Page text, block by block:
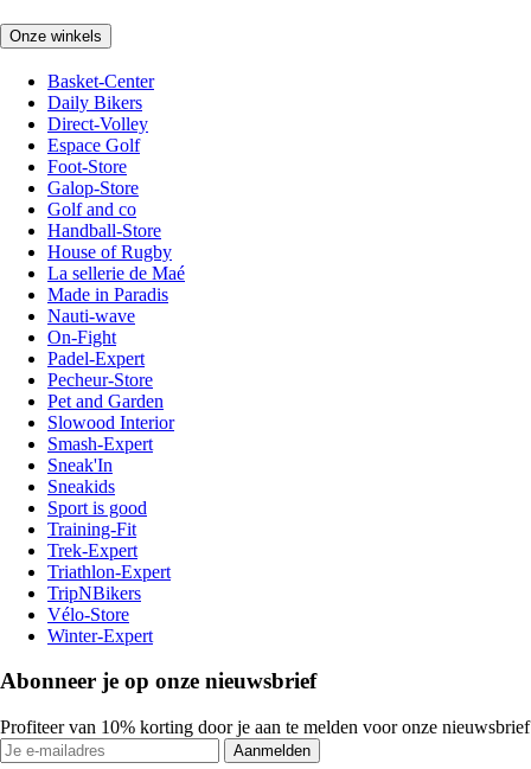
Onze winkels
Basket-Center
Daily Bikers
Direct-Volley
Espace Golf
Foot-Store
Galop-Store
Golf and co
Handball-Store
House of Rugby
La sellerie de Maé
Made in Paradis
Nauti-wave
On-Fight
Padel-Expert
Pecheur-Store
Pet and Garden
Slowood Interior
Smash-Expert
Sneak'In
Sneakids
Sport is good
Training-Fit
Trek-Expert
Triathlon-Expert
TripNBikers
Vélo-Store
Winter-Expert
Abonneer je op onze nieuwsbrief
Profiteer van 10% korting door je aan te melden voor onze nieuwsbrief
Aanmelden